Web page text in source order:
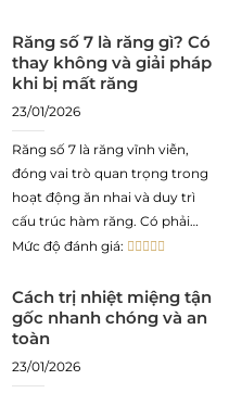
đời? Hãy cùng tìm hiểu cùng
Nha khoa Xanh
Răng số 7 là răng gì? Có
thay không và giải pháp
khi bị mất răng
23/01/2026
Răng số 7 là răng vĩnh viễn,
đóng vai trò quan trọng trong
hoạt động ăn nhai và duy trì
cấu trúc hàm răng. Có phải
răng số 7 chỉ mọc một lần duy
răng? Hãy cùng tìm hiểu cùng
Nha khoa Xanh Dental
Mức độ đánh giá:
Cách trị nhiệt miệng tận
gốc nhanh chóng và an
toàn
23/01/2026